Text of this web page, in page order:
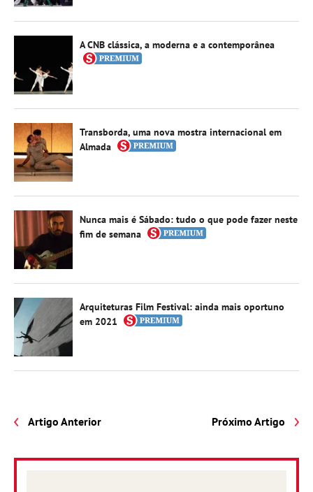
A CNB clássica, a moderna e a contemporânea
Transborda, uma nova mostra internacional em
Almada
Nunca mais é Sábado: tudo o que pode fazer neste
fim de semana
Arquiteturas Film Festival: ainda mais oportuno
em 2021
Artigo Anterior Próximo Artigo